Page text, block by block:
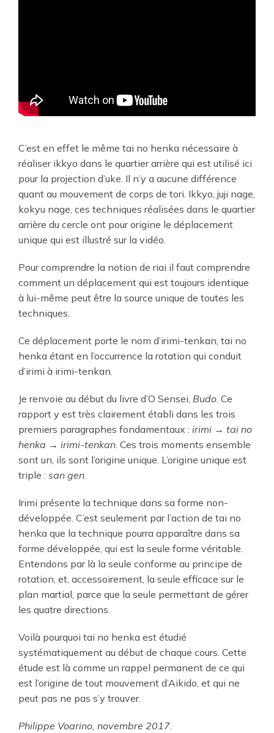
C’est en effet le même tai no henka nécessaire à
réaliser ikkyo dans le quartier arrière qui est utilisé ici
pour la projection d’uke. Il n’y a aucune différence
quant au mouvement de corps de tori. Ikkyo, juji nage,
kokyu nage, ces techniques réalisées dans le quartier
arrière du cercle ont pour origine le déplacement
unique qui est illustré sur la vidéo.
Pour comprendre la notion de riai il faut comprendre
comment un déplacement qui est toujours identique
à lui-même peut être la source unique de toutes les
techniques.
Ce déplacement porte le nom d’irimi-tenkan, tai no
henka étant en l’occurrence la rotation qui conduit
d’irimi à irimi-tenkan.
Je renvoie au début du livre d’O Sensei, Budo. Ce
rapport y est très clairement établi dans les trois
premiers paragraphes fondamentaux : irimi → tai no
henka → irimi-tenkan. Ces trois moments ensemble
sont un, ils sont l’origine unique. L’origine unique est
triple : san gen.
Irimi présente la technique dans sa forme non-
développée. C’est seulement par l’action de tai no
henka que la technique pourra apparaître dans sa
forme développée, qui est la seule forme véritable.
Entendons par là la seule conforme au principe de
rotation, et, accessoirement, la seule efficace sur le
plan martial, parce que la seule permettant de gérer
les quatre directions.
Voilà pourquoi tai no henka est étudié
systématiquement au début de chaque cours. Cette
étude est là comme un rappel permanent de ce qui
est l’origine de tout mouvement d’Aikido, et qui ne
peut pas ne pas s’y trouver.
Philippe Voarino, novembre 2017.